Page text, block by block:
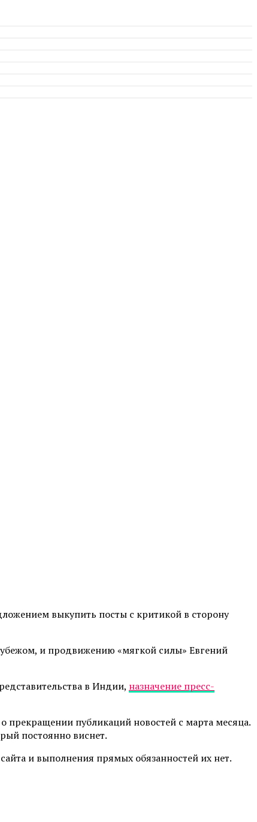
выкупить посты с критикой в сторону
и продвижению «мягкой силы» Евгений
в Индии, назначение пресс-
прекращении публикаций новостей с марта месяца.
постоянно виснет.
и выполнения прямых обязанностей их нет.